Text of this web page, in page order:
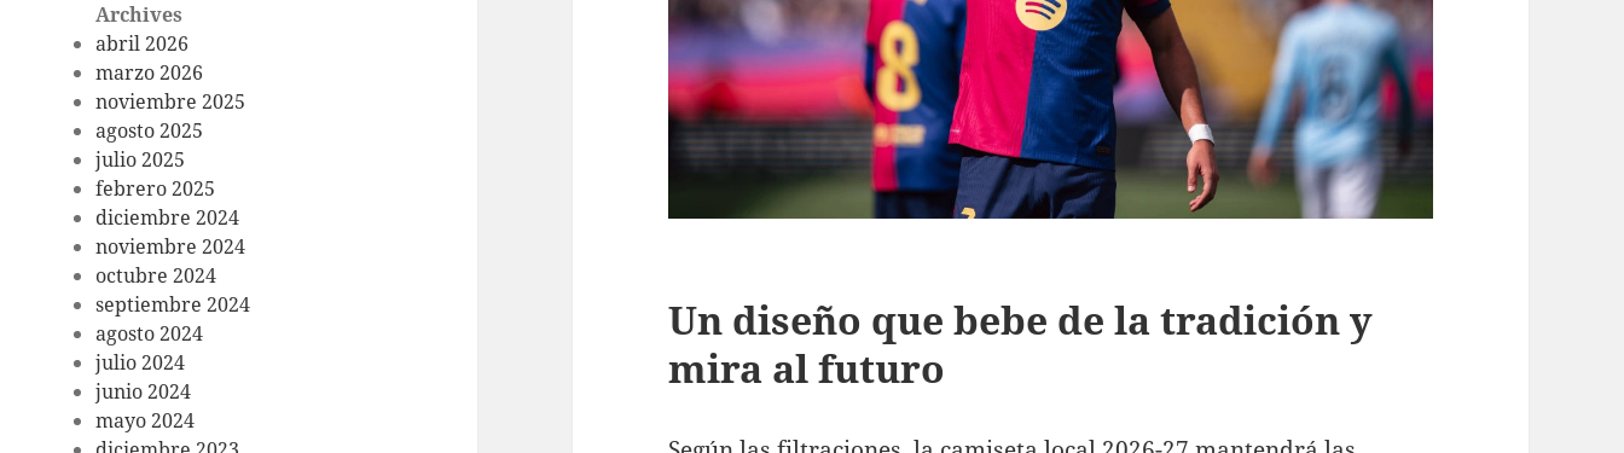
Archives
abril 2026
marzo 2026
noviembre 2025
agosto 2025
julio 2025
febrero 2025
diciembre 2024
noviembre 2024
octubre 2024
septiembre 2024
agosto 2024
julio 2024
junio 2024
mayo 2024
Un diseño que bebe de la tradición y
mira al futuro